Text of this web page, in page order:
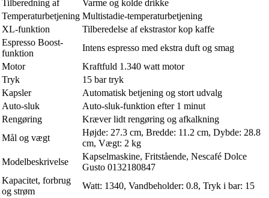
Tilberedning af
Varme og kolde drikke
Temperaturbetjening Multistadie-temperaturbetjening
XL-funktion
Tilberedelse af ekstrastor kop kaffe
Espresso Boost-
funktion
Intens espresso med ekstra duft og smag
Motor
Kraftfuld 1.340 watt motor
Tryk
15 bar tryk
Kapsler
Automatisk betjening og stort udvalg
Auto-sluk
Auto-sluk-funktion efter 1 minut
Rengøring
Kræver lidt rengøring og afkalkning
Mål og vægt
Højde: 27.3 cm, Bredde: 11.2 cm, Dybde: 28.8
cm, Vægt: 2 kg
Modelbeskrivelse
Kapselmaskine, Fritstående, Nescafé Dolce
Gusto 0132180847
Kapacitet, forbrug
og strøm
Watt: 1340, Vandbeholder: 0.8, Tryk i bar: 15